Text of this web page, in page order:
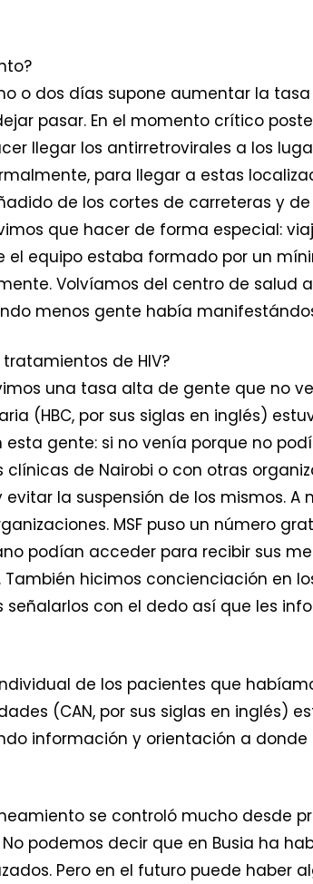
o dos días supone aumentar la
pasar. En el momento crítico
llegar los antirretrovirales a los
para llegar a estas
de los cortes de carreteras y de
que hacer de forma especial:
equipo estaba formado por un
Volvíamos del centro de salud
menos gente había
de HIV?
una tasa alta de gente que no
(HBC, por sus siglas en inglés)
gente: si no venía porque no
de Nairobi o con otras
la suspensión de los mismos. A
MSF puso un número
podían acceder para recibir sus
hicimos concienciación en
con el dedo así que les
de los pacientes que
(CAN, por sus siglas en inglés)
información y orientación a donde
se controló mucho desde
podemos decir que en Busia ha
Pero en el futuro puede haber